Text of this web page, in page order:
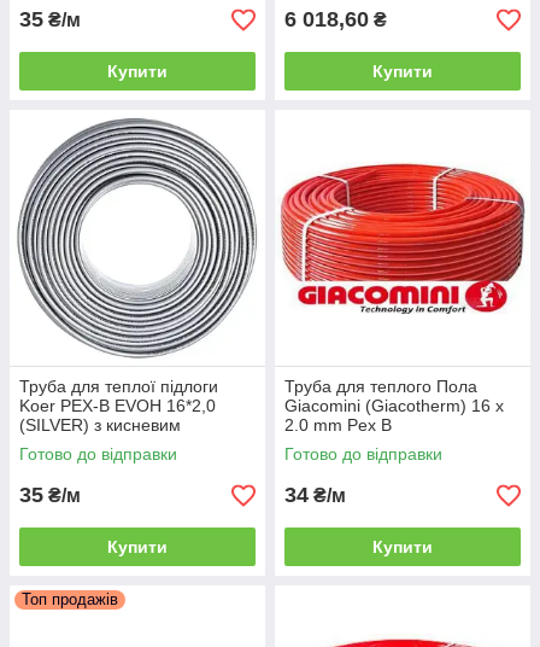
35 ₴/м
Купити
6 018,60 ₴
Купити
Труба для теплої підлоги
Koer PEX-B EVOH 16*2,0
(SILVER) з кисневим
бар'єром (Чехія)
Готово до відправки
35 ₴/м
Купити
Труба для теплого Пола
Giacomini (Giacotherm) 16 х
2.0 mm Pex B
Готово до відправки
34 ₴/м
Купити
Топ продажів